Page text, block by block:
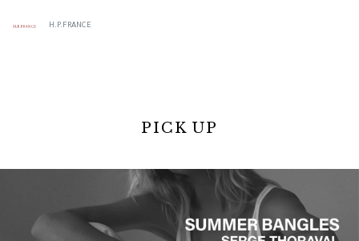
H.P.FRANCE
PICK UP